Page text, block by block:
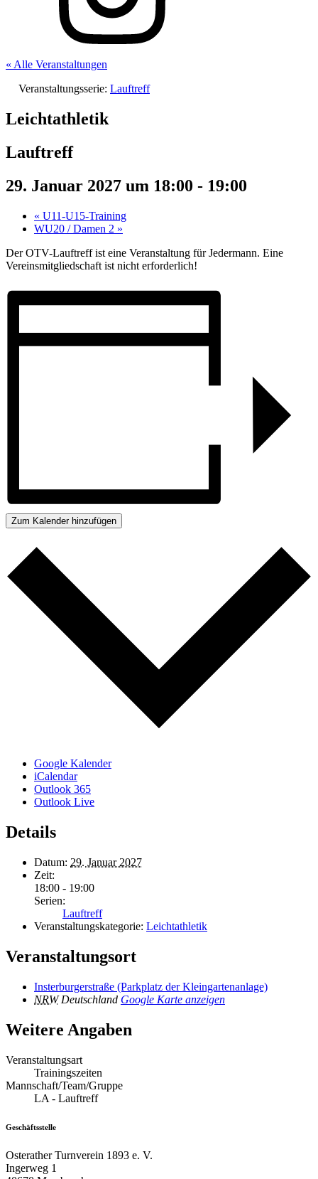
« Alle Veranstaltungen
Veranstaltungsserie: Lauftreff
Leichtathletik
Lauftreff
29. Januar 2027 um 18:00 - 19:00
« U11-U15-Training
WU20 / Damen 2 »
Der OTV-Lauftreff ist eine Veranstaltung für Jedermann. Eine
Vereinsmitgliedschaft ist nicht erforderlich!
Zum Kalender hinzufügen
Google Kalender
iCalendar
Outlook 365
Outlook Live
Details
Datum: 29. Januar 2027
Zeit:
18:00 - 19:00
Serien:
Lauftreff
Veranstaltungskategorie: Leichtathletik
Veranstaltungsort
Insterburgerstraße (Parkplatz der Kleingartenanlage)
NRW Deutschland Google Karte anzeigen
Weitere Angaben
Veranstaltungsart
Trainingszeiten
Mannschaft/Team/Gruppe
LA - Lauftreff
Geschäftsstelle
Osterather Turnverein 1893 e. V.
Ingerweg 1